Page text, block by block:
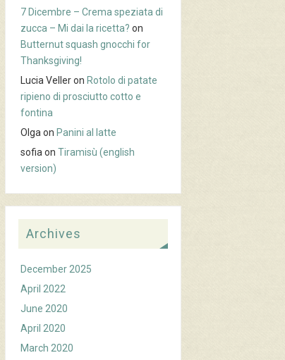
7 Dicembre – Crema speziata di
zucca – Mi dai la ricetta? on
Butternut squash gnocchi for
Thanksgiving!
Lucia VelleronRotolo di patate
ripieno di prosciutto cotto e
fontina
Olga onPanini al latte
sofia onTiramisù (english
version)
Archives
December 2025
April 2022
June 2020
April 2020
March 2020